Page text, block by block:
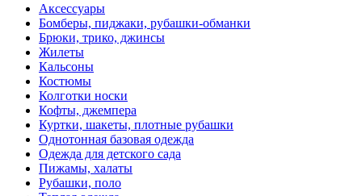
Аксессуары
Бомберы, пиджаки, рубашки-обманки
Брюки, трико, джинсы
Жилеты
Кальсоны
Костюмы
Колготки носки
Кофты, джемпера
Куртки, шакеты, плотные рубашки
Однотонная базовая одежда
Одежда для детского сада
Пижамы, халаты
Рубашки, поло